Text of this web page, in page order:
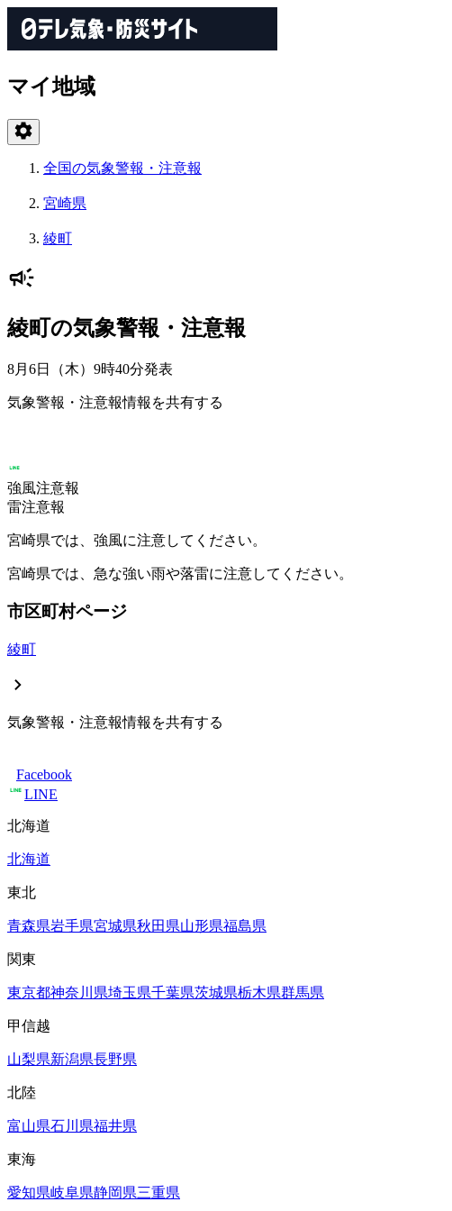
マイ地域
全国の気象警報・注意報
宮崎県
綾町
綾町の気象警報・注意報
8月6日（木）9時40分発表
気象警報・注意報情報を共有する
強風注意報
雷注意報
宮崎県では、強風に注意してください。
宮崎県では、急な強い雨や落雷に注意してください。
市区町村ページ
綾町
気象警報・注意報情報を共有する
Facebook
LINE
北海道
北海道
東北
青森県岩手県宮城県秋田県山形県福島県
関東
東京都神奈川県埼玉県千葉県茨城県栃木県群馬県
甲信越
山梨県新潟県長野県
北陸
富山県石川県福井県
東海
愛知県岐阜県静岡県三重県